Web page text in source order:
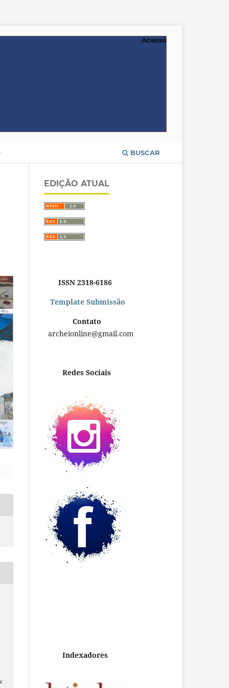
BUSCAR
Acesso
EDIÇÃO ATUAL
ISSN 2318-6186
Template Submissão
Contato
archeionline@gmail.com
Redes Sociais
Indexadores